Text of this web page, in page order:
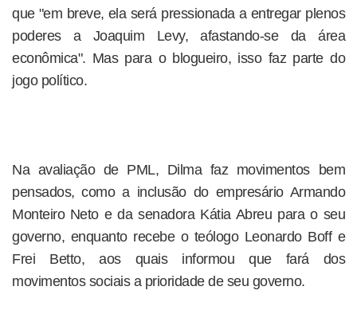
que "em breve, ela será pressionada a entregar plenos
poderes a Joaquim Levy, afastando-se da área
econômica". Mas para o blogueiro, isso faz parte do
jogo político.
Na avaliação de PML, Dilma faz movimentos bem
pensados, como a inclusão do empresário Armando
Monteiro Neto e da senadora Kátia Abreu para o seu
governo, enquanto recebe o teólogo Leonardo Boff e
Frei Betto, aos quais informou que fará dos
movimentos sociais a prioridade de seu governo.